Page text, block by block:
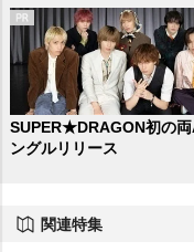
SUPER★DRAGON初の
ングルリリース
関連特集